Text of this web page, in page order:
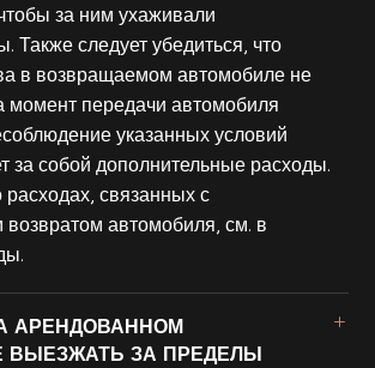
за ним ухаживали
Также следует убедиться, что
в возвращаемом автомобиле не
момент передачи автомобиля
указанных условий
за собой дополнительные расходы.
связанных с
автомобиля, см. в
АРЕНДОВАННОМ
ВЫЕЗЖАТЬ ЗА ПРЕДЕЛЫ